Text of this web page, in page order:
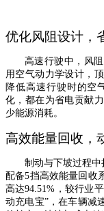
优化风阻设计，
高速行驶中，风
用空气动力学设计，
降低高速行驶时的空
化，都在为省电贡献
少能源消耗。
高效能量回收，
制动与下坡过程
配备5挡高效能量回收
高达94.51%，较行业
动充电宝”，在车辆减